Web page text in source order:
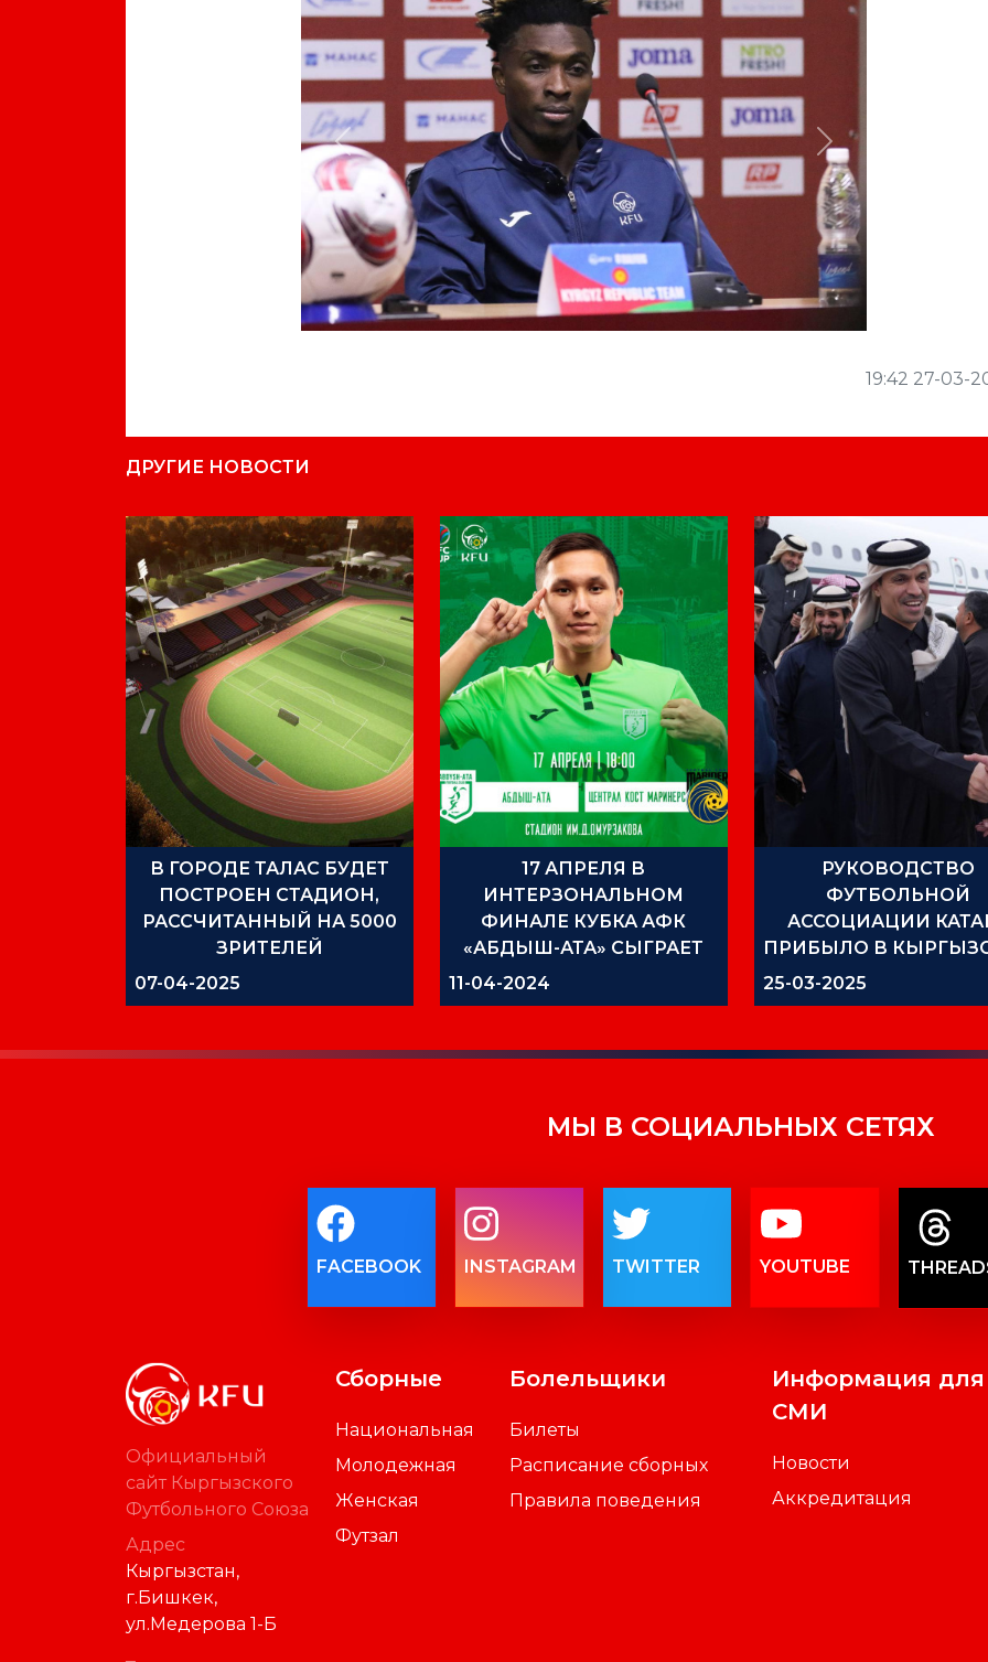
Previous Next
19:42 27-03-
ДРУГИЕ НОВОСТИ
В ГОРОДЕ ТАЛАС БУДЕТ
ПОСТРОЕН СТАДИОН,
РАССЧИТАННЫЙ НА 5000
ЗРИТЕЛЕЙ
07-04-2025
17 АПРЕЛЯ В
ИНТЕРЗОНАЛЬНОМ
ФИНАЛЕ КУБКА АФК
«АБДЫШ-АТА» СЫГРАЕТ
ПРОТИВ «ЦЕНТРАЛ КОСТ
11-04-2024
РУКОВОДСТВО
ФУТБОЛЬНОЙ
АССОЦИАЦИИ
ПРИБЫЛО В
25-03-2025
МЫ В СОЦИАЛЬНЫХ СЕТЯХ
FACEBOOK INSTAGRAM TWITTER YOUTUBE
Официальный
сайт Кыргызского
Футбольного Союза
Адрес
Кыргызстан,
г.Бишкек,
ул.Медерова 1-Б
Сборные
Национальная
Молодежная
Женская
Футзал
Болельщики
Билеты
Расписание сборных
Правила поведения
Информация для
СМИ
Новости
Аккредитация